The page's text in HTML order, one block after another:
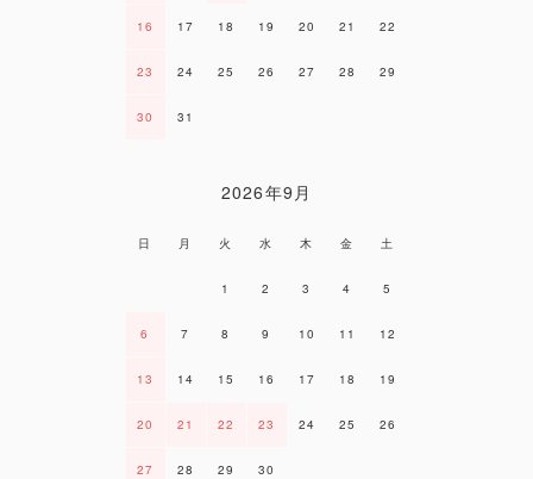
16 17 18 19 20 21 22
23 24 25 26 27 28 29
30 31
2026年9月
日 月 火 水 木 金 土
1 2 3 4 5
6 7 8 9 10 11 12
13 14 15 16 17 18 19
20 21 22 23 24 25 26
27 28 29 30